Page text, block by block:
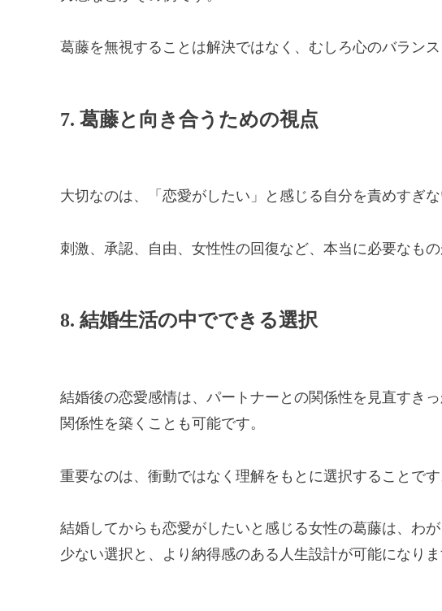
葛藤を無視することは解決ではなく、むしろ心のバラン
7. 葛藤と向き合うための視点
大切なのは、「恋愛がしたい」と感じる自分を責めすぎ
刺激、承認、自由、女性性の回復など、本当に必要なも
8. 結婚生活の中でできる選択
結婚後の恋愛感情は、パートナーとの関係性を見直すき
関係性を築くことも可能です。
重要なのは、衝動ではなく理解をもとに選択することで
結婚してからも恋愛がしたいと感じる女性の葛藤は、わ
少ない選択と、より納得感のある人生設計が可能になりま